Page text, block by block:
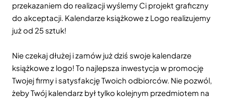
przekazaniem do realizacji wyślemy Ci projekt graficzny
do akceptacji. Kalendarze książkowe z Logo realizujemy
już od 25 sztuk!
Nie czekaj dłużej i zamów już dziś swoje kalendarze
książkowe z logo! To najlepsza inwestycja w promocję
Twojej firmy i satysfakcję Twoich odbiorców. Nie pozwól,
żeby Twój kalendarz był tylko kolejnym przedmiotem na